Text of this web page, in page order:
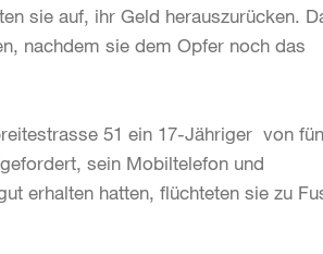
sie auf, ihr Geld herauszurücken.
nachdem sie dem Opfer noch das
51 ein 17-Jähriger von
sein Mobiltelefon und
erhalten hatten, flüchteten sie zu